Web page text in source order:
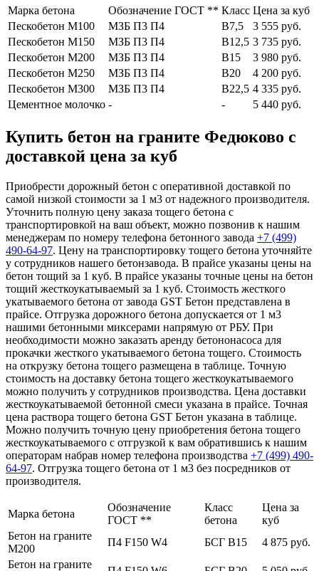
Марка бетона Обозначение ГОСТ ** Класс Цена за куб
Пескобетон М100
МЗБ П3 П4 В7,5
3 555 руб.
Пескобетон М150
МЗБ П3 П4 В12,5 3 735 руб.
Пескобетон М200
МЗБ П3 П4 В15
3 980 руб.
Пескобетон М250
МЗБ П3 П4 В20
4 200 руб.
Пескобетон М300
МЗБ П3 П4 В22,5 4 335 руб.
Цементное молочко - - 5 440 руб.
Купить бетон на граните Федюково с
доставкой цена за куб
Приобрести дорожный бетон с оперативной доставкой по
самой низкой стоимости за 1 м3 от надежного производителя.
Уточнить полную цену заказа тощего бетона с
транспортировкой на ваш объект, можно позвонив к нашим
менеджерам по номеру телефона бетонного завода +7 (499)
490-64-97. Цену на транспортировку тощего бетона уточняйте
у сотрудников нашего бетонзавода. В прайсе указаны цены на
бетон тощий за 1 куб. В прайсе указаны точные цены на бетон
тощий жесткоукатываемый за 1 куб. Стоимость жесткого
укатываемого бетона от завода GST Бетон представлена в
прайсе. Отгрузка дорожного бетона допускается от 1 м3
нашими бетонными миксерами напрямую от РБУ. При
необходимости можно заказать аренду бетононасоса для
прокачки жесткого укатываемого бетона тощего. Стоимость
на открузку бетона тощего размещена в таблице. Точную
стоимость на доставку бетона тощего жесткоукатываемого
можно получить у сотрудников производства. Цена доставки
жесткоукатываемой бетонной смеси указана в прайсе. Точная
цена раствора тощего бетона GST Бетон указана в таблице.
Можно получить точную цену приобретения бетона тощего
жесткоукатываемого с отгрузкой к вам обратившись к нашим
операторам набрав номер телефона производства +7 (499) 490-
64-97. Отгрузка тощего бетона от 1 м3 без посредников от
производителя.
Марка бетона
Обозначение
ГОСТ **
Класс
бетона
Цена за
куб
Бетон на граните
М200
П4 F150 W4 БСГ В15
4 875 руб.
Бетон на граните